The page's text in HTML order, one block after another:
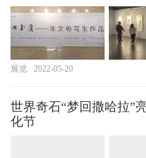
展览 2022-05-20
世界奇石“梦回撒哈拉”
化节